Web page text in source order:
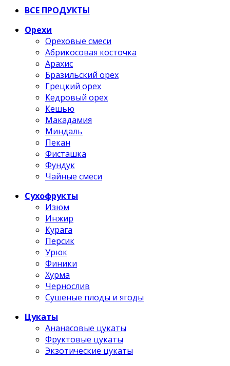
ВСЕ ПРОДУКТЫ
Орехи
Ореховые смеси
Абрикосовая косточка
Арахис
Бразильский орех
Грецкий орех
Кедровый орех
Кешью
Макадамия
Миндаль
Пекан
Фисташка
Фундук
Чайные смеси
Сухофрукты
Изюм
Инжир
Курага
Персик
Урюк
Финики
Хурма
Чернослив
Сушеные плоды и ягоды
Цукаты
Ананасовые цукаты
Фруктовые цукаты
Экзотические цукаты